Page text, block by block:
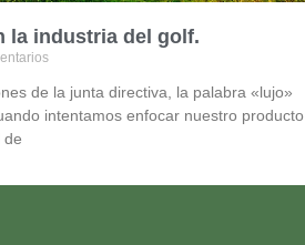
la industria del golf.
de la junta directiva, la palabra «lujo»
intentamos enfocar nuestro producto
de